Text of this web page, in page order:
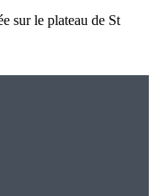
sur le plateau de St